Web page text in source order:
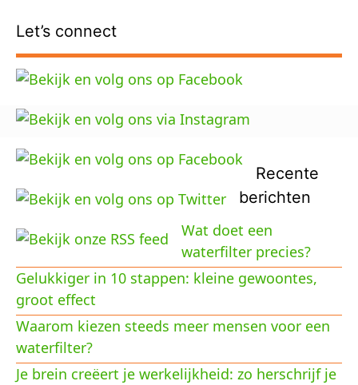
Let’s connect
Recente
berichten
Wat doet een
waterfilter precies?
Gelukkiger in 10 stappen: kleine gewoontes,
groot effect
Waarom kiezen steeds meer mensen voor een
waterfilter?
Je brein creëert je werkelijkheid: zo herschrijf je